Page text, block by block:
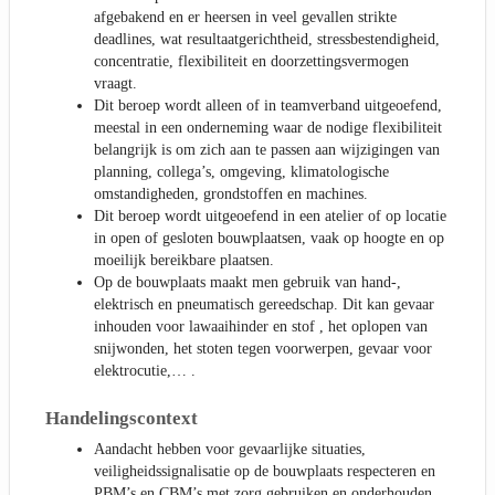
afgebakend en er heersen in veel gevallen strikte
deadlines, wat resultaatgerichtheid, stressbestendigheid,
concentratie, flexibiliteit en doorzettingsvermogen
vraagt.
Dit beroep wordt alleen of in teamverband uitgeoefend,
meestal in een onderneming waar de nodige flexibiliteit
belangrijk is om zich aan te passen aan wijzigingen van
planning, collega’s, omgeving, klimatologische
omstandigheden, grondstoffen en machines.
Dit beroep wordt uitgeoefend in een atelier of op locatie
in open of gesloten bouwplaatsen, vaak op hoogte en op
moeilijk bereikbare plaatsen.
Op de bouwplaats maakt men gebruik van hand-,
elektrisch en pneumatisch gereedschap. Dit kan gevaar
inhouden voor lawaaihinder en stof , het oplopen van
snijwonden, het stoten tegen voorwerpen, gevaar voor
elektrocutie,… .
Handelingscontext
Aandacht hebben voor gevaarlijke situaties,
veiligheidssignalisatie op de bouwplaats respecteren en